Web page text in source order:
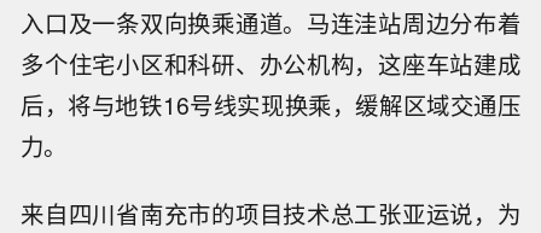
入口及一条双向换乘通道。马连洼站周边分布着
多个住宅小区和科研、办公机构，这座车站建成
后，将与地铁16号线实现换乘，缓解区域交通压
力。
来自四川省南充市的项目技术总工张亚运说，为